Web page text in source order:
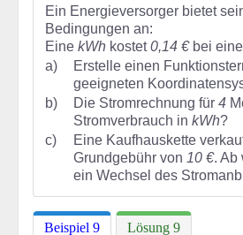
Ein Energieversorger bietet
Bedingungen an:
Eine kWh kostet0,14 €bei
a)
Erstelle einen
geeigneten
b)
Die Stromrechnung für 4
Stromverbrauch in kWh?
c)
Eine Kaufhauskette
Grundgebühr von 10 €. Ab
ein Wechsel des
Beispiel 9 Lösung 9